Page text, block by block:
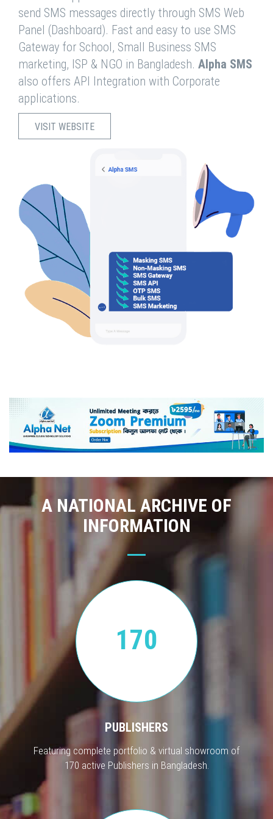
send SMS messages directly through SMS Web
Panel (Dashboard). Fast and easy to use SMS
Gateway for School, Small Business SMS
marketing, ISP & NGO in Bangladesh. Alpha SMS
also offers API Integration with Corporate
applications.
VISIT WEBSITE
A NATIONAL ARCHIVE OF
INFORMATION
170
PUBLISHERS
Featuring complete portfolio & virtual showroom of
170 active Publishers in Bangladesh.